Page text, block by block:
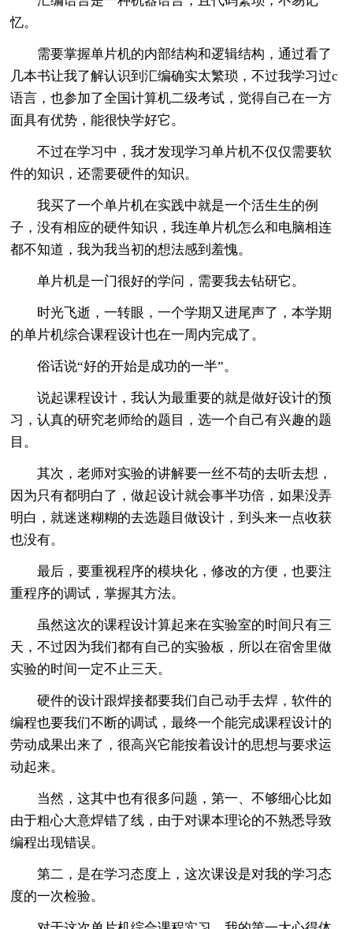
忆。
需要掌握单片机的内部结构和逻辑结构，通过看了
几本书让我了解认识到汇编确实太繁琐，不过我学习过c
语言，也参加了全国计算机二级考试，觉得自己在一方
面具有优势，能很快学好它。
不过在学习中，我才发现学习单片机不仅仅需要软
件的知识，还需要硬件的知识。
我买了一个单片机在实践中就是一个活生生的例
子，没有相应的硬件知识，我连单片机怎么和电脑相连
都不知道，我为我当初的想法感到羞愧。
单片机是一门很好的学问，需要我去钻研它。
时光飞逝，一转眼，一个学期又进尾声了，本学期
的单片机综合课程设计也在一周内完成了。
俗话说“好的开始是成功的一半”。
说起课程设计，我认为最重要的就是做好设计的预
习，认真的研究老师给的题目，选一个自己有兴趣的题
目。
其次，老师对实验的讲解要一丝不苟的去听去想，
因为只有都明白了，做起设计就会事半功倍，如果没弄
明白，就迷迷糊糊的去选题目做设计，到头来一点收获
也没有。
最后，要重视程序的模块化，修改的方便，也要注
重程序的调试，掌握其方法。
虽然这次的课程设计算起来在实验室的时间只有三
天，不过因为我们都有自己的实验板，所以在宿舍里做
实验的时间一定不止三天。
硬件的设计跟焊接都要我们自己动手去焊，软件的
编程也要我们不断的调试，最终一个能完成课程设计的
劳动成果出来了，很高兴它能按着设计的思想与要求运
动起来。
当然，这其中也有很多问题，第一、不够细心比如
由于粗心大意焊错了线，由于对课本理论的不熟悉导致
编程出现错误。
第二，是在学习态度上，这次课设是对我的学习态
度的一次检验。